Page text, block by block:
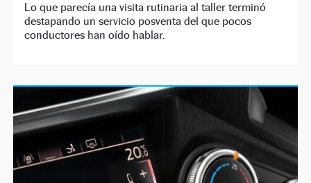
Lo que parecía una visita rutinaria al taller terminó
destapando un servicio posventa del que pocos
conductores han oído hablar.